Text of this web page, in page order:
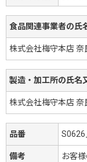
食品関連事業者の氏
株式会社梅守本店
製造・加工所の氏名
株式会社梅守本店
品番
備考
お客